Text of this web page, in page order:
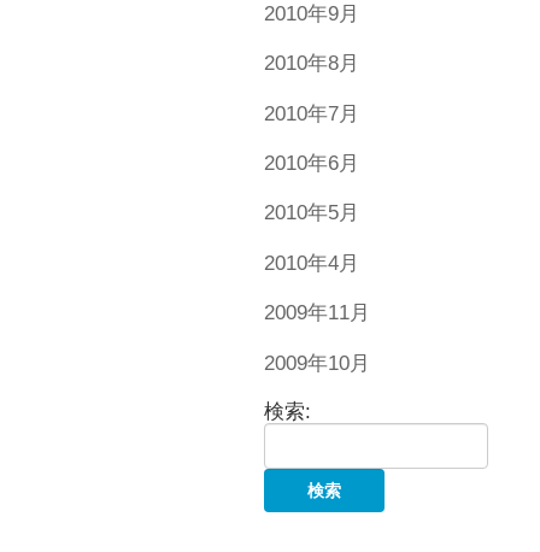
2010年9月
2010年8月
2010年7月
2010年6月
2010年5月
2010年4月
2009年11月
2009年10月
検索: